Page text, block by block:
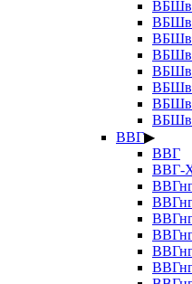
ВВГ▶
ВВГ
ВВГ-